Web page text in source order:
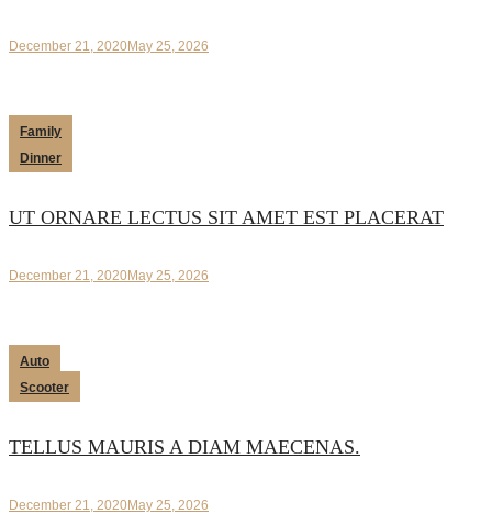
December 21, 2020May 25, 2026
Family
Dinner
UT ORNARE LECTUS SIT AMET EST PLACERAT
December 21, 2020May 25, 2026
Auto
Scooter
TELLUS MAURIS A DIAM MAECENAS.
December 21, 2020May 25, 2026